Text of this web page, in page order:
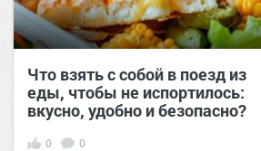
Что взять с собой в поезд из
еды, чтобы не испортилось:
вкусно, удобно и безопасно?
0 0